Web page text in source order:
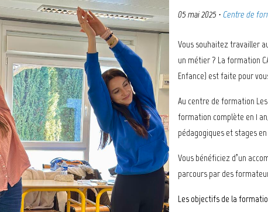
05 mai 2025 · Centre de
Vous souhaitez travailler
un métier ? La formation
Enfance) est faite pour
Au centre de formation
formation complète en 1
pédagogiques et stages
Vous bénéficiez d’un
parcours par des
Les objectifs de la